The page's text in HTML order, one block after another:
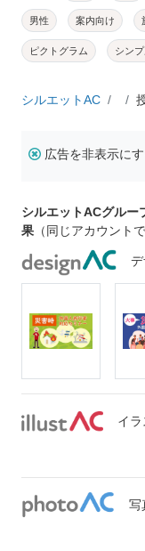
男性 案内向け
ピクトグラム シン
シルエットAC
広告を非表示にす
シルエットACグルー
果 （同じアカウント
イ
写